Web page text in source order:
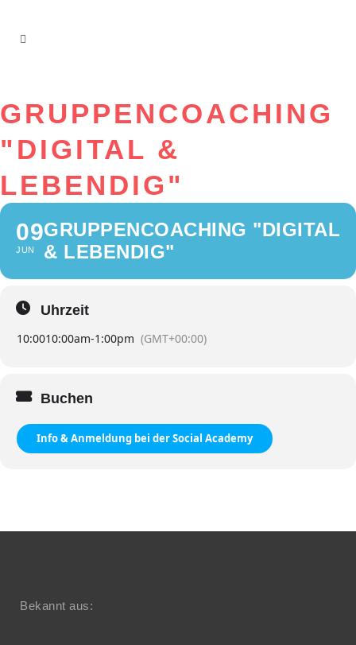
GRUPPENCOACHING
"DIGITAL &
LEBENDIG"
09
JUN
GRUPPENCOACHING "DIGITAL
& LEBENDIG"
Uhrzeit
10:0010:00am-1:00pm (GMT+00:00)
Buchen
Info & Anmeldung bei der Social Academy
Bekannt aus: